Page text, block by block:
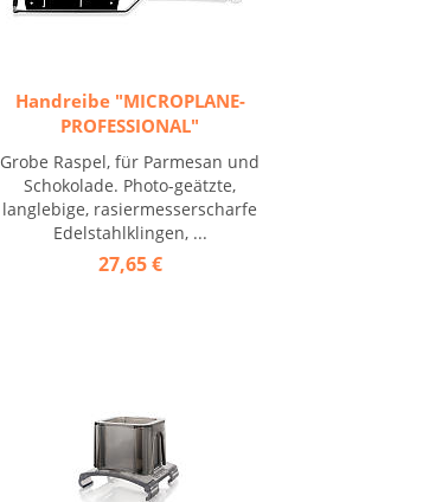
Handreibe "MICROPLANE-
PROFESSIONAL"
Grobe Raspel, für Parmesan und
Schokolade. Photo-geätzte,
langlebige, rasiermesserscharfe
Edelstahlklingen, ...
27,65 €